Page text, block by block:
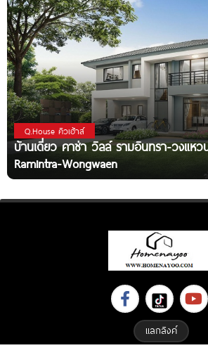
Q.House คิวเฮ้าส์
บ้านเดี่ยว คาซ่า วิลล์ รามอินทรา-วงแหว
Ramintra-Wongwaen
แลกลิงค์